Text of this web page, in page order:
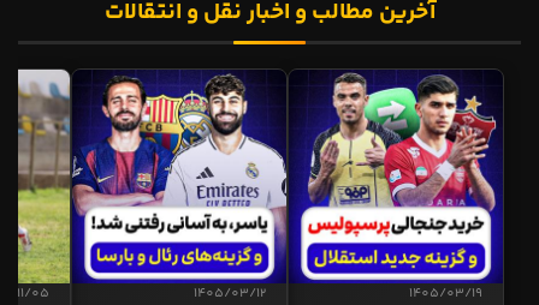
آخرین مطالب و اخبار نقل و انتقالات
1405/03/19
1405/03/12
11/05